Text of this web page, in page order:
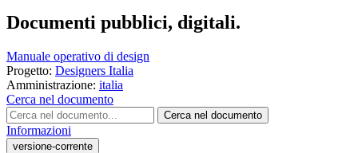
Documenti pubblici, digitali.
Manuale operativo di design
Progetto: Designers Italia
Amministrazione: italia
Cerca nel documento
Cerca nel documento
Informazioni
versione-corrente